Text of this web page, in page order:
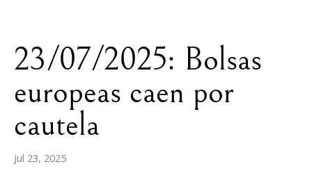
23/07/2025: Bolsas
europeas caen por
cautela
Jul 23, 2025